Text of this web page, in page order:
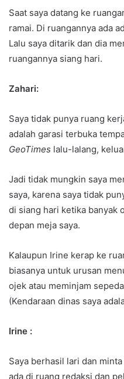
Saat saya datang ke
ramai. Di ruangannya ada
Lalu saya ditarik dan dia
ruangannya siang hari.
Zahari:
Saya tidak punya ruang
adalah garasi terbuka
GeoTimes lalu-lalang,
Jadi tidak mungkin saya
saya, karena saya tidak
di siang hari ketika banyak
depan meja saya.
Kalaupun Irine kerap ke
biasanya untuk urusan
ojek atau meminjam
(Kendaraan dinas saya
Irine :
Saya berhasil lari dan
ada di ruang redaksi dan